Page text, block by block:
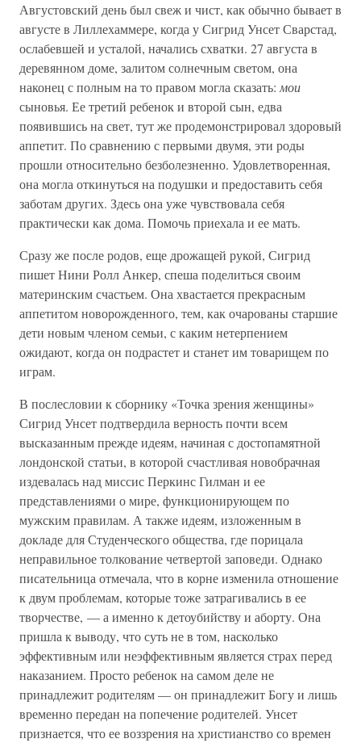
Августовский день был свеж и чист, как обычно бывает в
августе в Лиллехаммере, когда у Сигрид Унсет Сварстад,
ослабевшей и усталой, начались схватки. 27 августа в
деревянном доме, залитом солнечным светом, она
наконец с полным на то правом могла сказать: мои
сыновья. Ее третий ребенок и второй сын, едва
появившись на свет, тут же продемонстрировал здоровый
аппетит. По сравнению с первыми двумя, эти роды
прошли относительно безболезненно. Удовлетворенная,
она могла откинуться на подушки и предоставить себя
заботам других. Здесь она уже чувствовала себя
практически как дома. Помочь приехала и ее мать.
Сразу же после родов, еще дрожащей рукой, Сигрид
пишет Нини Ролл Анкер, спеша поделиться своим
материнским счастьем. Она хвастается прекрасным
аппетитом новорожденного, тем, как очарованы старшие
дети новым членом семьи, с каким нетерпением
ожидают, когда он подрастет и станет им товарищем по
играм.
В послесловии к сборнику «Точка зрения женщины»
Сигрид Унсет подтвердила верность почти всем
высказанным прежде идеям, начиная с достопамятной
лондонской статьи, в которой счастливая новобрачная
издевалась над миссис Перкинс Гилман и ее
представлениями о мире, функционирующем по
мужским правилам. А также идеям, изложенным в
докладе для Студенческого общества, где порицала
неправильное толкование четвертой заповеди. Однако
писательница отмечала, что в корне изменила отношение
к двум проблемам, которые тоже затрагивались в ее
творчестве, — а именно к детоубийству и аборту. Она
пришла к выводу, что суть не в том, насколько
эффективным или неэффективным является страх перед
наказанием. Просто ребенок на самом деле не
принадлежит родителям — он принадлежит Богу и лишь
временно передан на попечение родителей. Унсет
признается, что ее воззрения на христианство со времен